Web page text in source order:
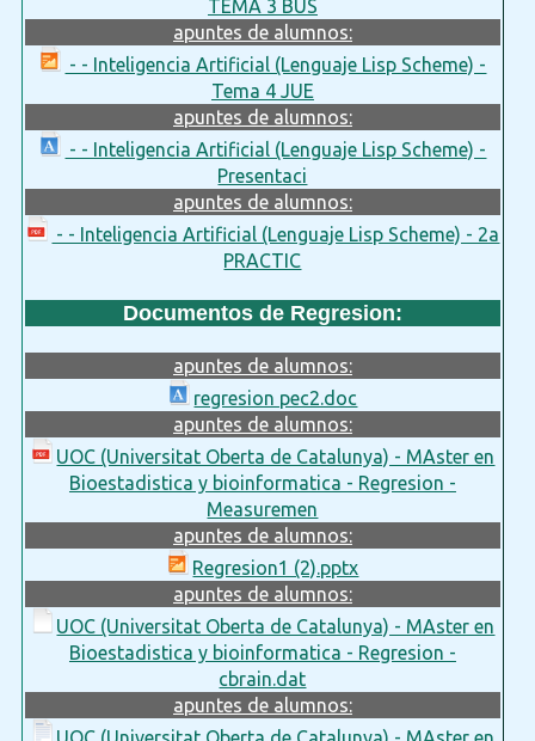
TEMA 3 BUS
apuntes de alumnos:
- - Inteligencia Artificial (Lenguaje Lisp Scheme) -
Tema 4 JUE
apuntes de alumnos:
- - Inteligencia Artificial (Lenguaje Lisp Scheme) -
Presentaci
apuntes de alumnos:
- - Inteligencia Artificial (Lenguaje Lisp Scheme) - 2a
PRACTIC
Documentos de Regresion:
apuntes de alumnos:
regresion pec2.doc
apuntes de alumnos:
UOC (Universitat Oberta de Catalunya) - MAster en
Bioestadistica y bioinformatica - Regresion -
Measuremen
apuntes de alumnos:
Regresion1 (2).pptx
apuntes de alumnos:
UOC (Universitat Oberta de Catalunya) - MAster en
Bioestadistica y bioinformatica - Regresion -
cbrain.dat
apuntes de alumnos: